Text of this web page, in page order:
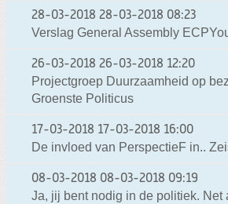
28-03-2018 28-03-2018 08:23
Verslag General Assembly
26-03-2018 26-03-2018 12:20
Projectgroep Duurzaamheid op
Groenste Politicus
17-03-2018 17-03-2018 16:00
De invloed van PerspectieF in..
08-03-2018 08-03-2018 09:19
Ja, jij bent nodig in de politiek. Net